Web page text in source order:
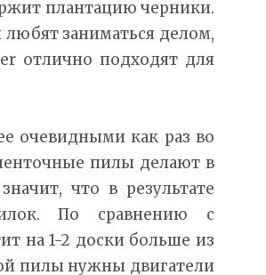
плантацию черники.
заниматься делом,
отлично подходят для
очевидными как раз во
пилы делают в
что в результате
По сравнению с
на 1-2 доски больше из
пилы нужны двигатели